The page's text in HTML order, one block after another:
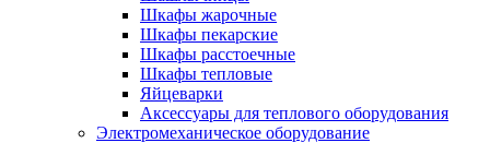
Шкафы жарочные
Шкафы пекарские
Шкафы расстоечные
Шкафы тепловые
Яйцеварки
Аксессуары для теплового оборудования
Электромеханическое оборудование